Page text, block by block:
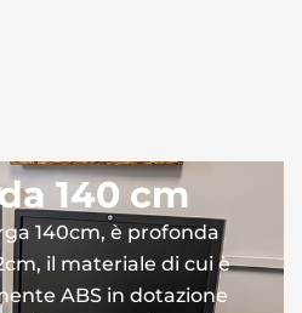
140 cm
140cm, è profonda
il materiale di cui è
ABS in dotazione